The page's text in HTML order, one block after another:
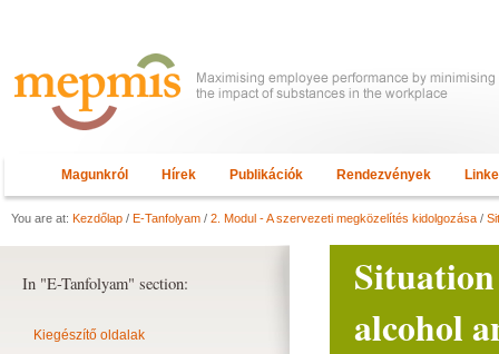
Magunkról Hírek Publikációk Rendezvények
You are at: Kezdőlap / E-Tanfolyam / 2. Modul - A szervezeti megközelítés kidolgozása /
alcohol
In "E-Tanfolyam" section:
Kiegészítő oldalak